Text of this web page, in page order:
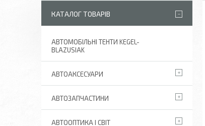
КАТАЛОГ ТОВАРІВ
АВТОМОБІЛЬНІ ТЕНТИ KEGEL-
BLAZUSIAK
АВТОАКСЕСУАРИ
АВТОЗАПЧАСТИНИ
АВТООПТИКА І СВІТ